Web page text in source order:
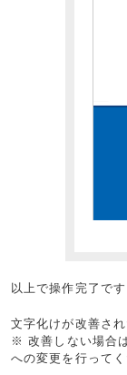
以上で操作完了です
文字化けが改善さ
※ 改善しない場合
への変更を行ってく